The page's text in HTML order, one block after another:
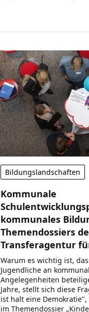
Bildungslandschaften
Kommunale
kommunales
Themendossiers
Transferagentur
Warum es wichtig ist,
Jugendliche an
Angelegenheiten
Jahre, stellt sich diese
ist halt eine Demokratie",
im Themendossier